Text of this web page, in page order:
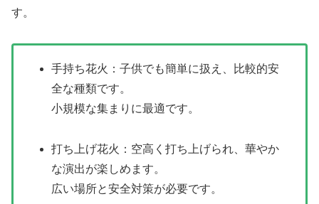
す。
手持ち花火：子供でも簡単に扱え、比較的安
全な種類です。
小規模な集まりに最適です。
打ち上げ花火：空高く打ち上げられ、華やか
な演出が楽しめます。
広い場所と安全対策が必要です。